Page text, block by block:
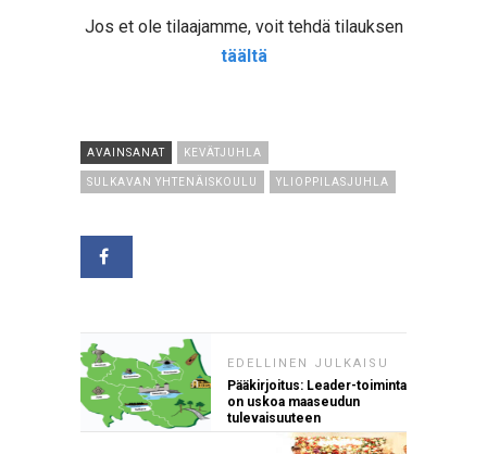
Jos et ole tilaajamme, voit tehdä tilauksen
täältä
AVAINSANAT KEVÄTJUHLA
SULKAVAN YHTENÄISKOULU YLIOPPILASJUHLA
EDELLINEN JULKAISU
Pääkirjoitus: Leader-toiminta
on uskoa maaseudun
tulevaisuuteen